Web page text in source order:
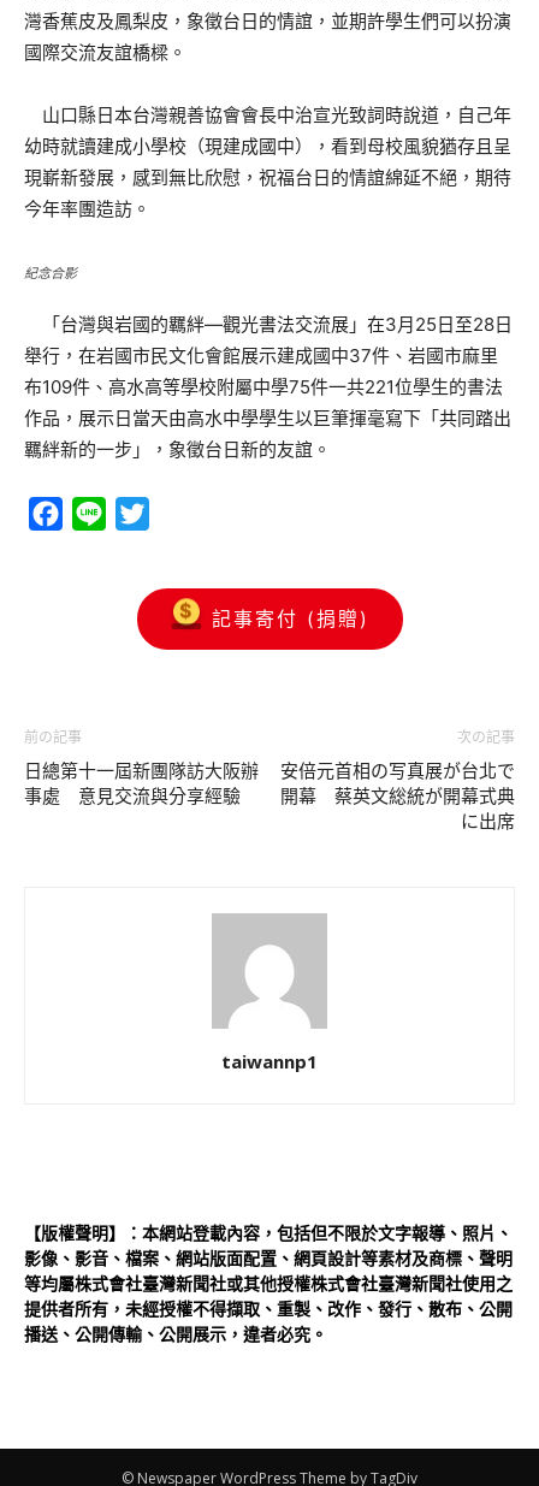
灣香蕉皮及鳳梨皮，象徵台日的情誼，並期許學生們可以扮演
國際交流友誼橋樑。
山口縣日本台灣親善協會會長中治宣光致詞時說道，自己年
幼時就讀建成小學校（現建成國中），看到母校風貌猶存且呈
現嶄新發展，感到無比欣慰，祝福台日的情誼綿延不絕，期待
今年率團造訪。
紀念合影
「台灣與岩國的羈絆—觀光書法交流展」在3月25日至28日
舉行，在岩國市民文化會館展示建成國中37件、岩國市麻里
布109件、高水高等學校附屬中學75件一共221位學生的書法
作品，展示日當天由高水中學學生以巨筆揮毫寫下「共同踏出
羈絆新的一步」，象徵台日新的友誼。
Facebook
Line
記事寄付 (捐贈)
前の記事
日總第十一屆新團隊訪大阪辦
事處 意見交流與分享經驗
次の記事
安倍元首相の写真展が台北で
開幕 蔡英文総統が開幕式典
に出席
taiwannp1
【版權聲明】：本網站登載內容，包括但不限於文字報導、照片、
影像、影音、檔案、網站版面配置、網頁設計等素材及商標、聲明
等均屬株式會社臺灣新聞社或其他授權株式會社臺灣新聞社使用之
提供者所有，未經授權不得擷取、重製、改作、發行、散布、公開
播送、公開傳輸、公開展示，違者必究。
© Newspaper WordPress Theme by TagDiv